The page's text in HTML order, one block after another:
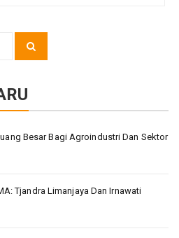
Besar Bagi Agroindustri Dan Sektor
Tjandra Limanjaya Dan Irnawati